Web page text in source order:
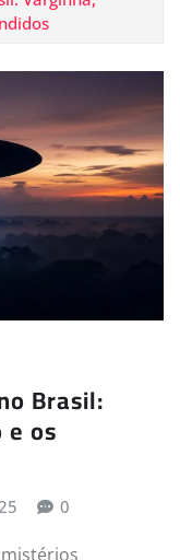
Brasil:
os
0